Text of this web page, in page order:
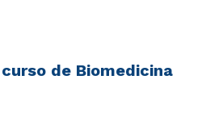
de Biomedicina